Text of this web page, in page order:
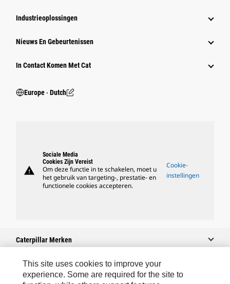
Industrieoplossingen
Nieuws En Gebeurtenissen
In Contact Komen Met Cat
Europe ‧ Dutch
warning
Sociale Media
Cookies Zijn Vereist
Om deze functie in te schakelen, moet u
het gebruik van targeting-, prestatie- en
functionele cookies accepteren.
Cookie-
instellingen
Caterpillar Merken
Caterpillar.com
This site uses cookies to improve your
experience. Some are required for the site to